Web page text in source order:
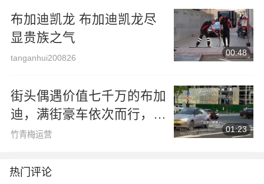
布加迪凯龙 布加迪凯龙尽
显贵族之气
tanganhui200826
00:48
街头偶遇价值七千万的布加
迪，满街豪车依次而行，这
气场实为震撼！
竹青梅运营
01:23
热门评论